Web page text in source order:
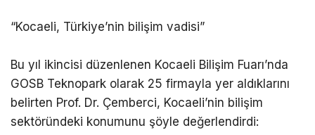
“Kocaeli, Türkiye’nin bilişim vadisi”
Bu yıl ikincisi düzenlenen Kocaeli Bilişim Fuarı’nda
GOSB Teknopark olarak 25 firmayla yer aldıklarını
belirten Prof. Dr. Çemberci, Kocaeli’nin bilişim
sektöründeki konumunu şöyle değerlendirdi: